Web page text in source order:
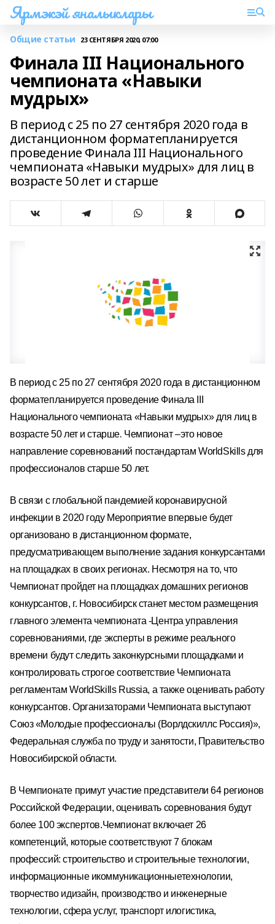
Ярмэкэй яналыклары
Общие статьи 23 СЕНТЯБРЯ 2020, 07:00
Финала III Национального
чемпионата «Навыки
мудрых»
В период с 25 по 27 сентября 2020 года в
дистанционном форматепланируется
проведение Финала III Национального
чемпионата «Навыки мудрых» для лиц в
возрасте 50 лет и старше
В период с 25 по 27 сентября 2020 года в дистанционном
форматепланируется проведение Финала
Национального чемпионата «Навыки мудрых» для лиц в
возрасте 50 лет и старше. Чемпионат–это новое
направление соревнований постандартам WorldSkills для
профессионалов старше50 лет.
В связи с глобальной пандемией коронавирусной
инфекции в 2020 году Мероприятие впервые будет
организовано в дистанционном формате,
предусматривающем выполнение задания конкурсантами
на площадках в своих регионах. Несмотря на то, что
Чемпионат пройдет на площадках домашних регионов
конкурсантов, г. Новосибирск станет местом размещения
главного элемента чемпионата -Центра управления
соревнованиями, где эксперты в режиме реального
времени будут следить законкурсными площадками и
контролировать строгоесоответствие Чемпионата
регламентам WorldSkills Russia, а также оценивать работу
конкурсантов.Организаторами Чемпионата выступают
Союз «Молодые профессионалы (Ворлдскиллс Россия)»,
Федеральная служба по труду и занятости, Правительство
Новосибирской области.
В Чемпионате примут участие представители 64 регионов
Российской Федерации, оценивать соревнования будут
более 100 экспертов.Чемпионат включает 26
компетенций, которые соответствуют 7 блокам
профессий: строительство и строительные технологии,
информационные икоммуникационныетехнологии,
творчество идизайн, производство и инженерные
технологии, сфера услуг, транспорт илогистика,